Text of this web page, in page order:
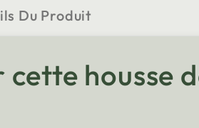
Du Produit
housse